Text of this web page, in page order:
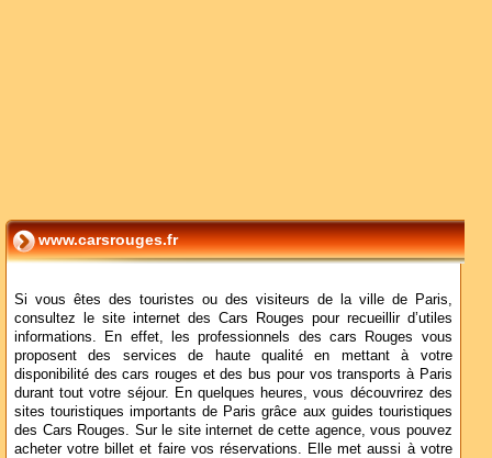
www.carsrouges.fr
Si vous êtes des touristes ou des visiteurs de la ville de Paris,
consultez le site internet des Cars Rouges pour recueillir d’utiles
informations. En effet, les professionnels des cars Rouges vous
proposent des services de haute qualité en mettant à votre
disponibilité des cars rouges et des bus pour vos transports à Paris
durant tout votre séjour. En quelques heures, vous découvrirez des
sites touristiques importants de Paris grâce aux guides touristiques
des Cars Rouges. Sur le site internet de cette agence, vous pouvez
acheter votre billet et faire vos réservations. Elle met aussi à votre